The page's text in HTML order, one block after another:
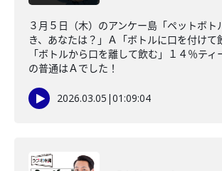
３月５日（木）のアンケー島「ペットボト
き、あなたは？」Ａ「ボトルに口を付けて
「ボトルから口を離して飲む」１４％テ
の普通はＡでした！
2026.03.05 |01:09:04